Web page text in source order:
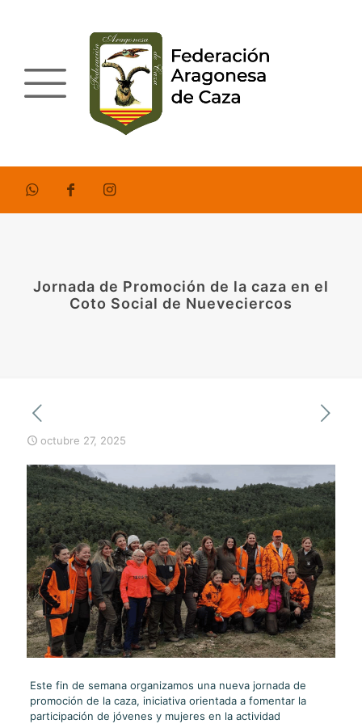
Jornada de Promoción de la caza en el
Coto Social de Nueveciercos
octubre 27, 2025
Este fin de semana organizamos una nueva jornada de
promoción de la caza, iniciativa orientada a fomentar la
participación de jóvenes y mujeres en la actividad